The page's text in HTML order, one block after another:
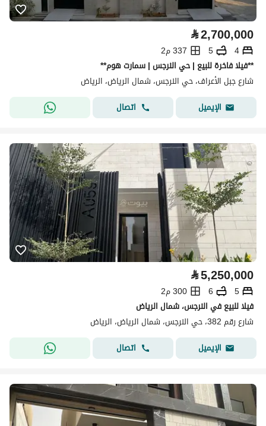
⃁2,700,000
4
5
337 م2
**فيلا فاخرة للبيع | حي النرجس | سمارت هوم**
شارع جبل الأعراف، حي النرجس، شمال الرياض، الرياض
الإيميل
اتصال
⃁5,250,000
5
6
300 م2
فيلا للبيع في النرجس، شمال الرياض
شارع رقم 382، حي النرجس، شمال الرياض، الرياض
الإيميل
اتصال